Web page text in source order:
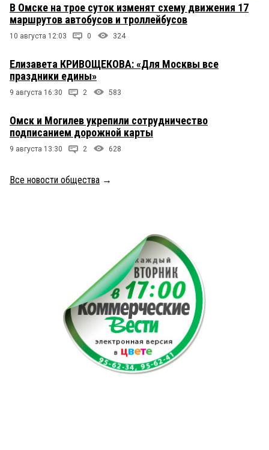
В Омске на трое суток изменят схему движения 17
маршрутов автобусов и троллейбусов
10 августа 12:03 0 324
Елизавета КРИВОЩЕКОВА: «Для Москвы все
праздники едины»
9 августа 16:30 2 583
Омск и Могилев укрепили сотрудничество
подписанием дорожной карты
9 августа 13:30 2 628
Все новости общества →